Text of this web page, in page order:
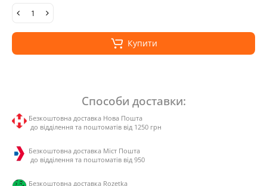
Купити
Способи доставки:
Безкоштовна доставка Нова Пошта
до відділення та поштоматів від 1250 грн
Безкоштовна доставка Міст Пошта
до відділення та поштоматів від 950
Безкоштовна доставка Rozetka